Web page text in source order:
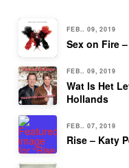
FEB.. 09, 2019
Sex on Fire
FEB.. 09, 2019
Wat Is Het
Hollands
FEB.. 07, 2019
Rise – Katy